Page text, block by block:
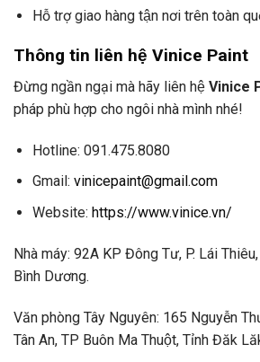
Hỗ trợ giao hàng tận nơi trên toàn
Thông tin liên hệ Vinice Paint
Đừng ngần ngại mà hãy liên hệ Vinice
pháp phù hợp cho ngôi nhà mình nhé!
Hotline: 091.475.8080
Gmail: vinicepaint@gmail.com
Website: https://www.vinice.vn/
Nhà máy: 92A KP Đông Tư, P. Lái
Bình Dương.
Văn phòng Tây Nguyên: 165 Nguyễn
Tân An, TP Buôn Ma Thuột, Tỉnh Đăk